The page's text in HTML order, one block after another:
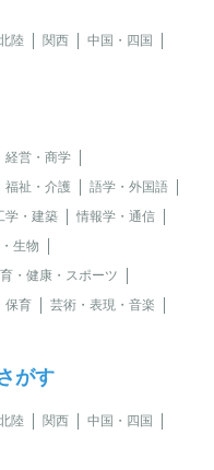
陸 関西
中国・四国
経営・商学
福祉・介護
語学・外国語
学・建築
情報学・通信
生物
・健康・スポーツ
保育
芸術・表現・音楽
がす
陸 関西
中国・四国